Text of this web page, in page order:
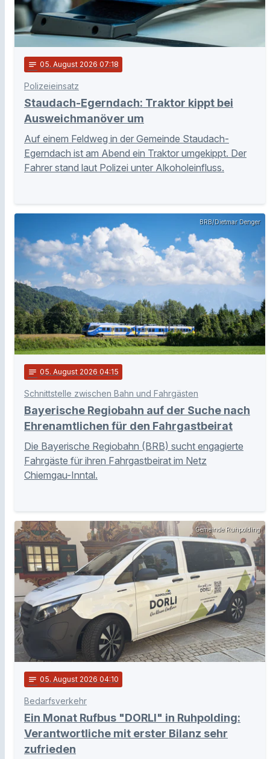
notes 05. August 2026 07:18
Polizeieinsatz
Staudach-Egerndach: Traktor kippt bei
Ausweichmanöver um
Auf einem Feldweg in der Gemeinde Staudach-
Egerndach ist am Abend ein Traktor umgekippt. Der
Fahrer stand laut Polizei unter Alkoholeinfluss.
BRB/Dietmar Denger
notes 05. August 2026 04:15
Schnittstelle zwischen Bahn und Fahrgästen
Bayerische Regiobahn auf der Suche nach
Ehrenamtlichen für den Fahrgastbeirat
Die Bayerische Regiobahn (BRB) sucht engagierte
Fahrgäste für ihren Fahrgastbeirat im Netz
Chiemgau-Inntal.
Gemeinde Ruhpolding
notes 05. August 2026 04:10
Bedarfsverkehr
Ein Monat Rufbus "DORLI" in Ruhpolding:
Verantwortliche mit erster Bilanz sehr
zufrieden